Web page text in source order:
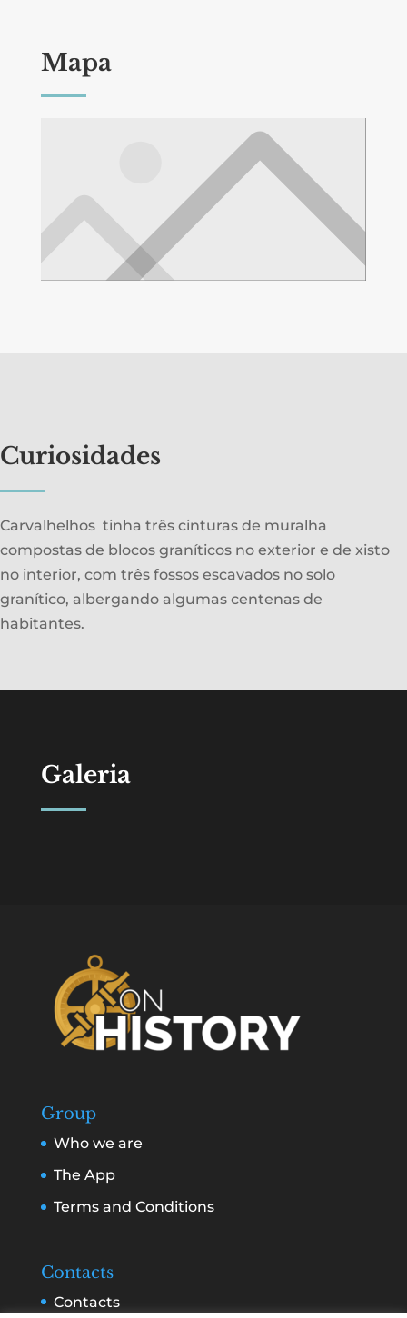
Mapa
Curiosidades
Carvalhelhos tinha três cinturas de muralha
compostas de blocos graníticos no exterior e de xisto
no interior, com três fossos escavados no solo
granítico, albergando algumas centenas de
habitantes.
Galeria
Group
Who we are
The App
Terms and Conditions
Contacts
Contacts